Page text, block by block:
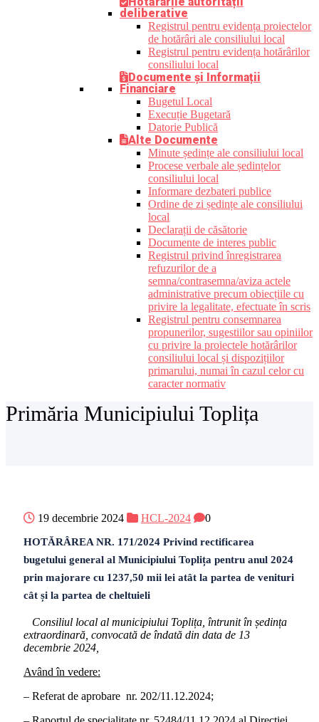
deliberative
Registrul pentru evidența proiectelor
de hotărâri ale consiliului local
Registrul pentru evidența hotărârilor
consiliului local
Documente și Informații
Financiare
Bugetul Local
Execuție Bugetară
Datorie Publică
Alte Documente
Minute ședințe ale consiliului local
Procese verbale ale ședințelor
consiliului local
Informare dezbateri publice
Ordine de zi ședințe ale consiliului
local
Declarații de căsătorie
Documente de interes public
Registrul privind înregistrarea
refuzurilor de a
semna/contrasemna/aviza actele
administrative precum obiecțiile cu
privire la legalitate, efectuate în scris
Registrul pentru consemnarea
propunerilor, sugestiilor sau opiniilor
cu privire la proiectele hotărârilor
consiliului local și dispozițiilor
primarului, numai în cazul celor cu
caracter normativ
Primăria Municipiului Toplița
19 decembrie 2024 HCL-2024 0
HOTĂRÂREA NR. 171/2024 Privind rectificarea
bugetului general al Municipiului Toplița pentru anul 2024
prin majorare cu 1237,50 mii lei atât la partea de venituri
cât și la partea de cheltuieli
Consiliul local al municipiului Toplița, întrunit în ședința
extraordinară, convocată de îndată din data de 13
decembrie 2024,
Având în vedere:
– Referat de aprobare nr. 202/11.12.2024;